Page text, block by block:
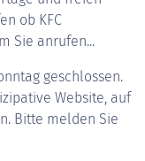
ob KFC
Sie anrufen...
geschlossen.
Website, auf
Bitte melden Sie